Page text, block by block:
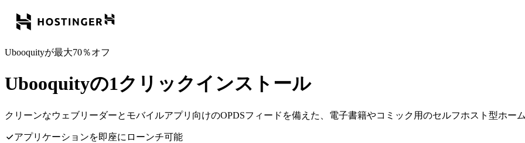
Ubooquityが最大70％オフ
Ubooquityの1クリックインストール
クリーンなウェブリーダーとモバイルアプリ向けのOPDSフィードを備えた、電子書籍やコミック用のセルフホスト型ホーム
アプリケーションを即座にローンチ可能